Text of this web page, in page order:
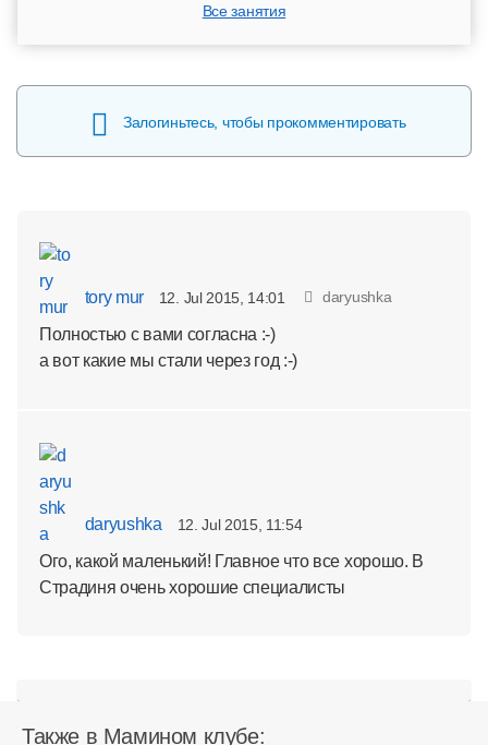
Все занятия
Залогиньтесь, чтобы прокомментировать
tory mur 12. Jul 2015, 14:01 daryushka
Полностью с вами согласна :-)
а вот какие мы стали через год :-)
daryushka 12. Jul 2015, 11:54
Ого, какой маленький! Главное что все хорошо. В
Страдиня очень хорошие специалисты
Также в Мамином клубе: